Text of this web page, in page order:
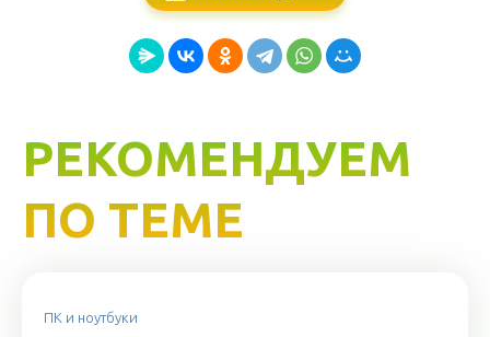
РЕКОМЕНДУЕМ
ПО ТЕМЕ
ПК и ноутбуки